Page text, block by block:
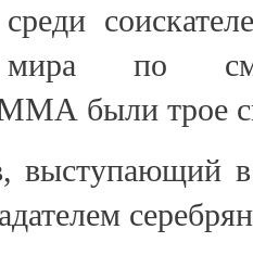
мира по
ММА были трое
выступающий в